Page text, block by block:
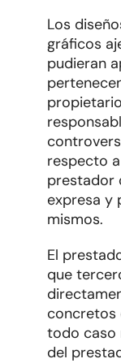
Los
gráficos
pudieran
respecto
prestador
expresa y
mismos.
El
que
concretos
todo caso
del